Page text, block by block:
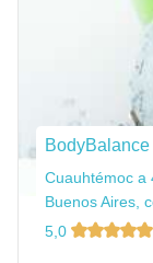
BodyBalance
Cuauhtémoc a
Buenos Aires,
5,0